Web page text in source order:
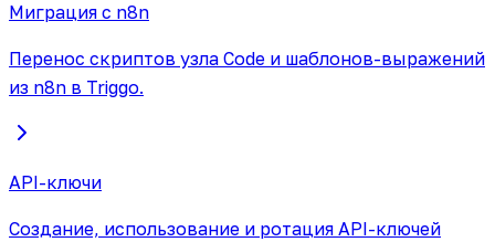
Миграция с n8n
Перенос скриптов узла Code и шаблонов-выражений
из n8n в Triggo.
API-ключи
Создание, использование и ротация API-ключей